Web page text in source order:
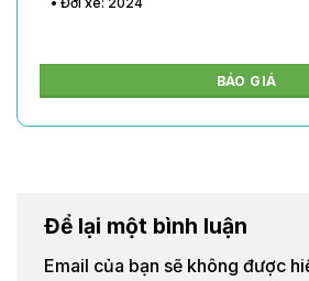
BÁO GIÁ
Để lại một bình luận
Email của bạn sẽ không được